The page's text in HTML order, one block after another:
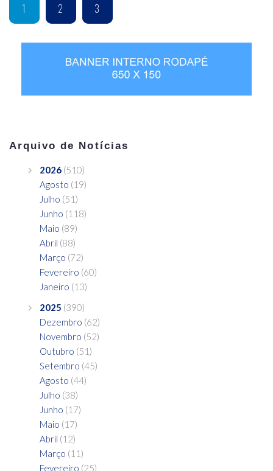
1 2 3
Arquivo de Notícias
2026 (510)
Agosto (19)
Julho (51)
Junho (118)
Maio (89)
Abril (88)
Março (72)
Fevereiro (60)
Janeiro (13)
2025 (390)
Dezembro (62)
Novembro (52)
Outubro (51)
Setembro (45)
Agosto (44)
Julho (38)
Junho (17)
Maio (17)
Abril (12)
Março (11)
Fevereiro (25)